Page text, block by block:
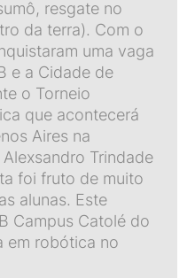
resgate no
da terra). Com o
uma vaga
e a Cidade de
o Torneio
que acontecerá
Aires na
Trindade
foi fruto de muito
alunas. Este
Campus Catolé do
em robótica no